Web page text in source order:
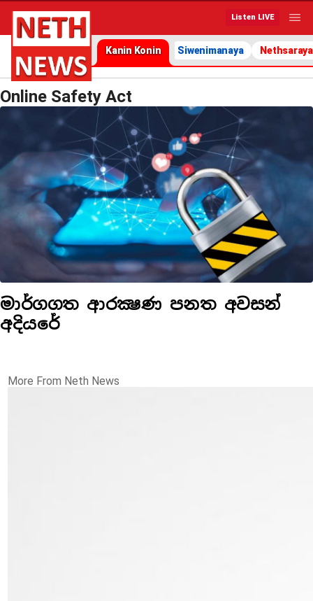
Listen LIVE
Kanin Konin Siwenimanaya Nethsaraya
Online Safety Act
මාර්ගගත ආරක්‍ෂණ පනත අවසන්
අදියරේ
More From Neth News